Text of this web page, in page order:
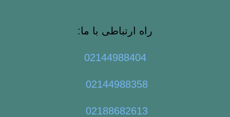
راه ارتباطی با ما:
02144988404
02144988358
02188682613